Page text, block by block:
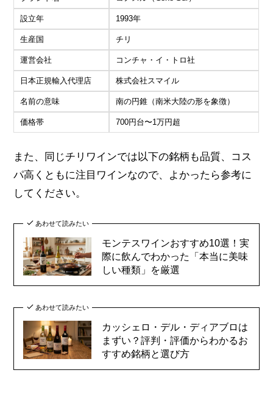
設立年 1993年
生産国 チリ
運営会社 コンチャ・イ・トロ社
日本正規輸入代理店 株式会社スマイル
名前の意味 南の円錐（南米大陸の形を象徴）
価格帯 700円台〜1万円超
また、同じチリワインでは以下の銘柄も品質、コス
パ高くともに注目ワインなので、よかったら参考に
してください。
あわせて読みたい
モンテスワインおすすめ10選！実
際に飲んでわかった「本当に美味
しい種類」を厳選
あわせて読みたい
カッシェロ・デル・ディアブロは
まずい？評判・評価からわかるお
すすめ銘柄と選び方